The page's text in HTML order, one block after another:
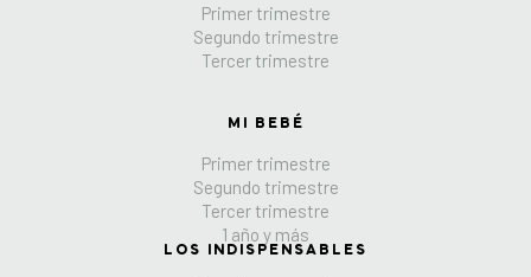
Primer trimestre
Segundo trimestre
Tercer trimestre
MI BEBÉ
Primer trimestre
Segundo trimestre
Tercer trimestre
1 año y más
LOS INDISPENSABLES